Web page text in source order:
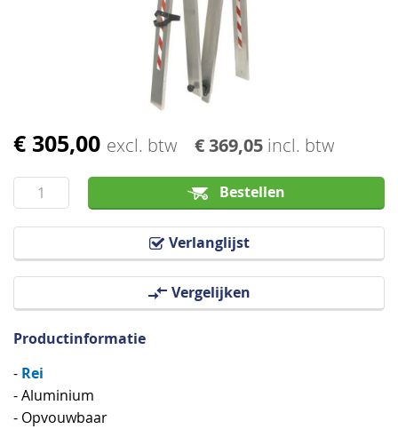
€ 305,00 excl. btw € 369,05 incl. btw
Bestellen
Verlanglijst
Vergelijken
Ga
het
begin
van
Productinformatie
- Rei
- Aluminium
- Opvouwbaar